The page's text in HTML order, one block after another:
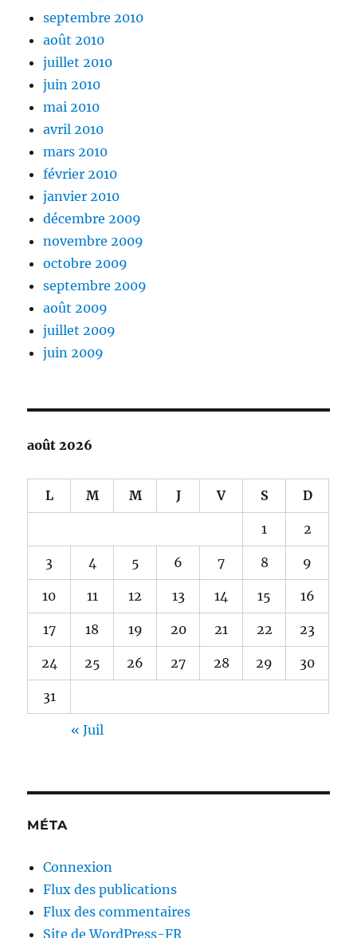
septembre 2010
août 2010
juillet 2010
juin 2010
mai 2010
avril 2010
mars 2010
février 2010
janvier 2010
décembre 2009
novembre 2009
octobre 2009
septembre 2009
août 2009
juillet 2009
juin 2009
août 2026
L M M J V S D
1 2
3 4 5 6 7 8 9
10 11 12 13 14 15 16
17 18 19 20 21 22 23
24 25 26 27 28 29 30
31
« Juil
MÉTA
Connexion
Flux des publications
Flux des commentaires
Site de WordPress-FR